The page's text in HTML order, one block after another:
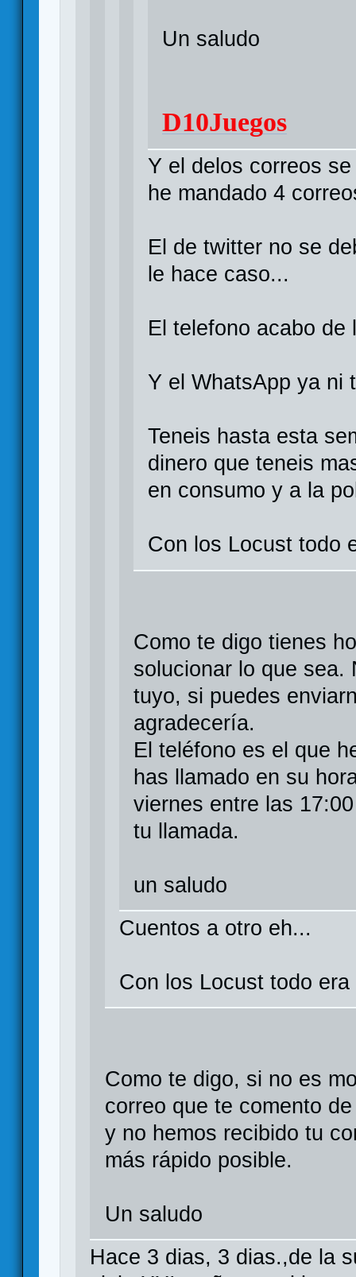
Un saludo
D10Juegos
Y el delos correos
he mandado 4
El de twitter no se
le hace caso...
El telefono acabo de
Y el WhatsApp ya ni
Teneis hasta esta
dinero que teneis
en consumo y a la
Con los Locust todo
Como te digo tienes
solucionar lo que sea.
tuyo, si puedes
agradecería.
El teléfono es el que
has llamado en su
viernes entre las
tu llamada.
un saludo
Cuentos a otro eh...
Con los Locust todo
Como te digo, si no es
correo que te comento
y no hemos recibido tu
más rápido posible.
Un saludo
Hace 3 dias, 3 dias.,de la